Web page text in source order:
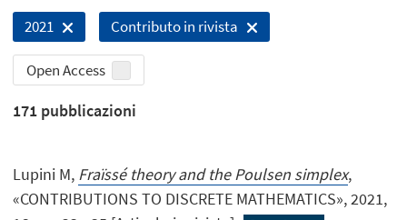
2021 Contributo in rivista
Open Access
171 pubblicazioni
Lupini M, Fraïssé theory and the Poulsen simplex,
«CONTRIBUTIONS TO DISCRETE MATHEMATICS», 2021,